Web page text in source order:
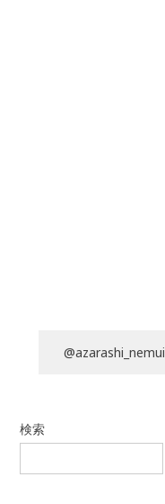
@azarashi_nemui
検索